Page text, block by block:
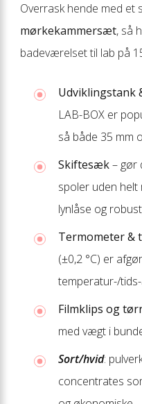
Overrask hende med et
mørkekammersæt, så
badeværelset til lab på
Udviklingstank
LAB-BOX er
så både 35 mm
Skiftesæk– gør
spoler uden
lynlåse og
Termometer &
(±0,2 °C) er
temperatur-/
Filmklips og
med vægt i
Sort/hvid:
concentrates